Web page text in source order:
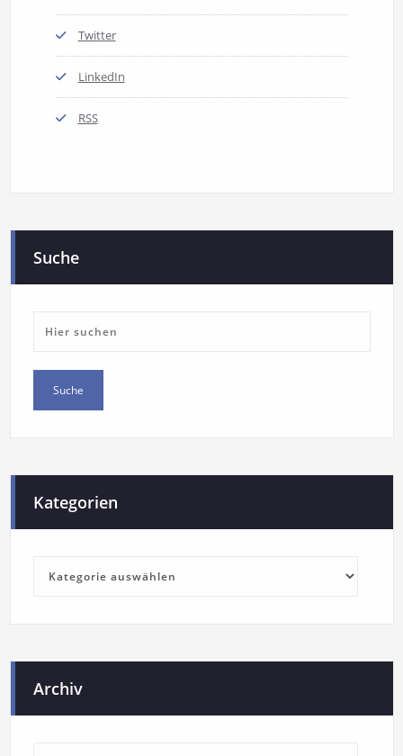
Twitter
LinkedIn
RSS
Suche
Kategorien
Archiv